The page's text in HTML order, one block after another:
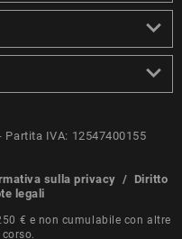
IVA: 12547400155
sulla privacy / Diritto
legali
€ e non cumulabile con altre